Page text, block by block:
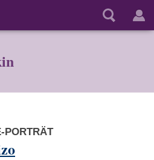
PORTRÄT